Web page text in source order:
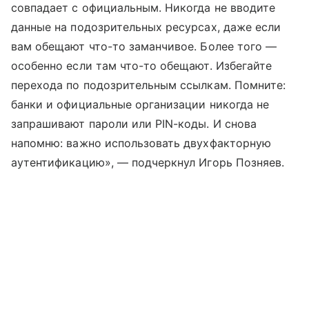
совпадает с официальным. Никогда не вводите
данные на подозрительных ресурсах, даже если
вам обещают что-то заманчивое. Более того —
особенно если там что-то обещают. Избегайте
перехода по подозрительным ссылкам. Помните:
банки и официальные организации никогда не
запрашивают пароли или PIN-коды. И снова
напомню: важно использовать двухфакторную
аутентификацию», — подчеркнул Игорь Позняев.